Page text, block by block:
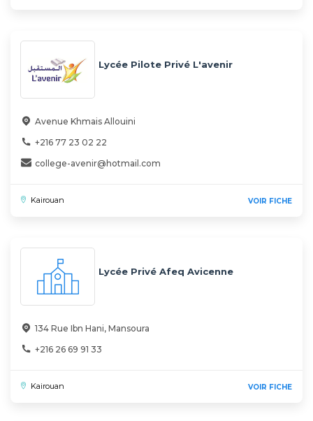
Lycée Pilote Privé L'avenir
Avenue Khmais Allouini
+216 77 23 02 22
college-avenir@hotmail.com
Kairouan VOIR FICHE
Lycée Privé Afeq Avicenne
134 Rue Ibn Hani, Mansoura
+216 26 69 91 33
Kairouan VOIR FICHE